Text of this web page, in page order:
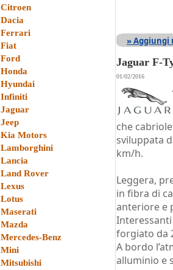
Citroen
Dacia
Ferrari
Fiat
Ford
Honda
Hyundai
Infiniti
Jaguar
Jeep
Kia Motors
Lamborghini
Lancia
Land Rover
Lexus
Lotus
Maserati
Mazda
Mercedes-Benz
Mini
Mitsubishi
» Aggiungi
Jaguar F-
01/02/2016
che
sviluppata
km/h.
Leggera,
in fibra di
anteriore e
forgiato da
A bordo
alluminio e